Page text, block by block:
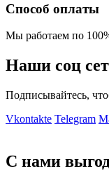
Способ оплаты
Мы работаем по
Наши соц
Подписывайтесь,
Vkontakte Telegram
С нами